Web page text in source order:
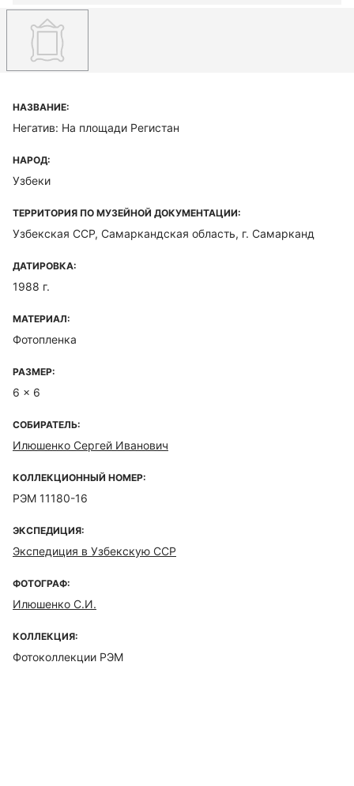
НАЗВАНИЕ:
Негатив: На площади Регистан
НАРОД:
Узбеки
ТЕРРИТОРИЯ ПО МУЗЕЙНОЙ ДОКУМЕНТАЦИИ:
Узбекская ССР, Самаркандская область, г. Самарканд
ДАТИРОВКА:
1988 г.
МАТЕРИАЛ:
Фотопленка
РАЗМЕР:
6 x 6
СОБИРАТЕЛЬ:
Илюшенко Сергей Иванович
КОЛЛЕКЦИОННЫЙ НОМЕР:
РЭМ 11180-16
ЭКСПЕДИЦИЯ:
Экспедиция в Узбекскую ССР
ФОТОГРАФ:
Илюшенко С.И.
КОЛЛЕКЦИЯ:
Фотоколлекции РЭМ